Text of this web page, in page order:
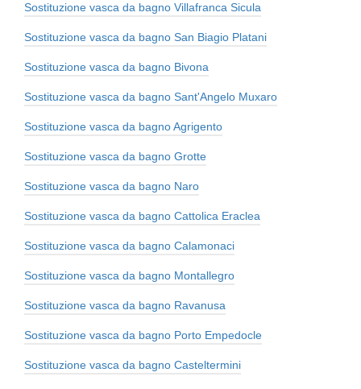
Sostituzione vasca da bagno Villafranca Sicula
Sostituzione vasca da bagno San Biagio Platani
Sostituzione vasca da bagno Bivona
Sostituzione vasca da bagno Sant'Angelo Muxaro
Sostituzione vasca da bagno Agrigento
Sostituzione vasca da bagno Grotte
Sostituzione vasca da bagno Naro
Sostituzione vasca da bagno Cattolica Eraclea
Sostituzione vasca da bagno Calamonaci
Sostituzione vasca da bagno Montallegro
Sostituzione vasca da bagno Ravanusa
Sostituzione vasca da bagno Porto Empedocle
Sostituzione vasca da bagno Casteltermini